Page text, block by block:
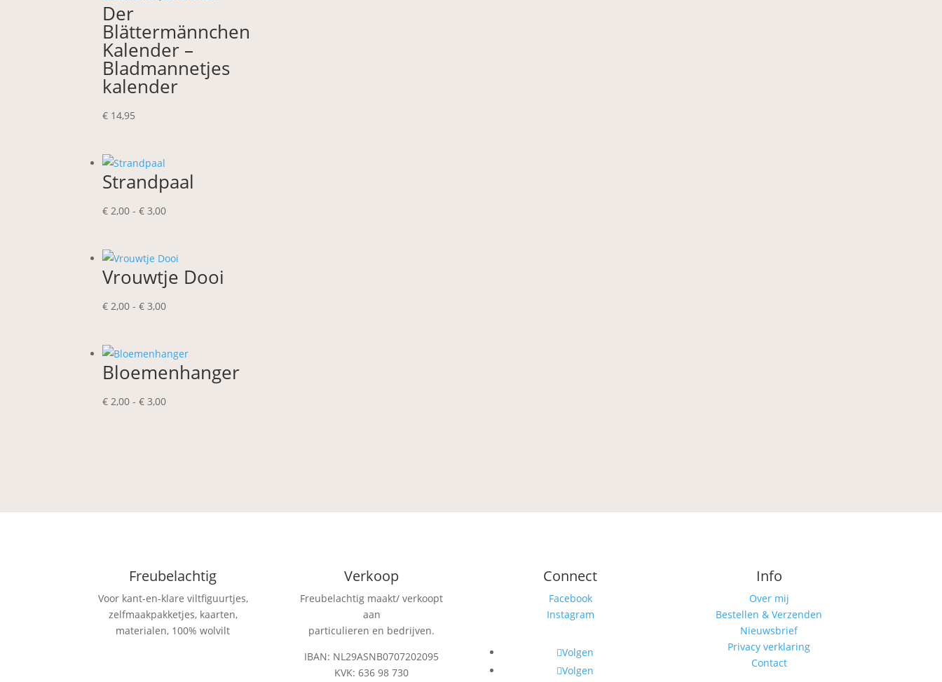
Der
Blättermännchen
Kalender –
Bladmannetjes
kalender
€ 14,95
Strandpaal
€ 2,00 - € 3,00Prijsklasse:
€ 3,00
Vrouwtje Dooi
€ 2,00 - € 3,00Prijsklasse:
€ 3,00
Bloemenhanger
€ 2,00 - € 3,00Prijsklasse:
Freubelachtig
Voor kant-en-klare viltfiguurtjes,
zelfmaakpakketjes, kaarten,
materialen, 100% wolvilt
Verkoop
Freubelachtig maakt/ verkoopt
aan
particulieren en bedrijven.
IBAN: NL29ASNB0707202095
KVK: 636 98 730
Connect
Facebook
Instagram
Volgen
Volgen
Info
Over mij
Bestellen & Verzenden
Nieuwsbrief
Privacy verklaring
Contact